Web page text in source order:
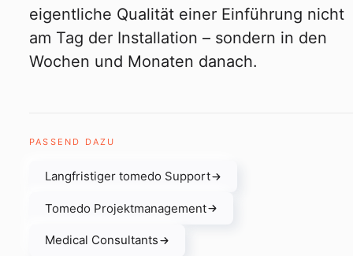
eigentliche Qualität einer Einführung nicht
am Tag der Installation – sondern in den
Wochen und Monaten danach.
PASSEND DAZU
Langfristiger tomedo Support
Tomedo Projektmanagement
Medical Consultants